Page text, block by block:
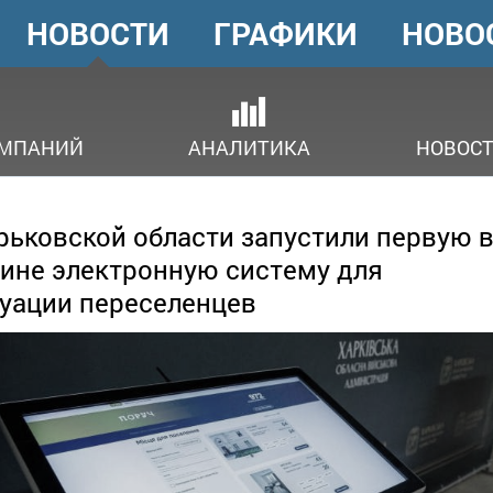
ГОЛОВНЕ
МЕНЮ
НОВОСТИ
АНАЛИТИКА
ГРАФИКИ
области запустили первую в
электронную систему для
переселенцев